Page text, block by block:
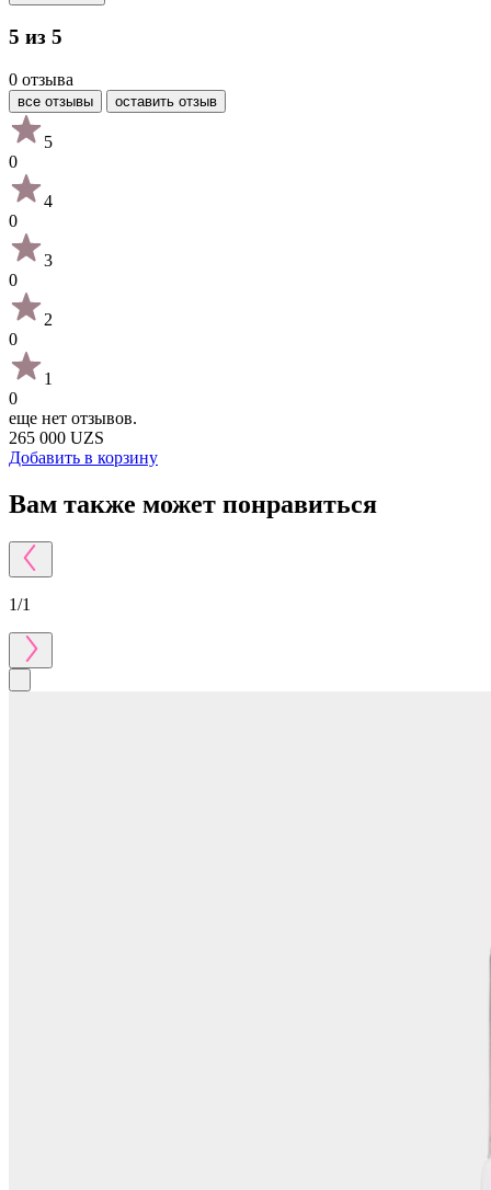
5 из 5
0 отзыва
все отзывы оставить отзыв
5
0
4
0
3
0
2
0
1
0
еще нет отзывов.
265 000 UZS
Добавить в корзину
Вам также может понравиться
1/1